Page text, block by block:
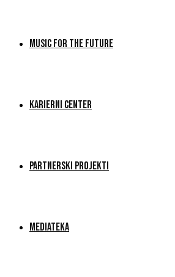
MUSIC FOR THE FUTURE
KARIERNI CENTER
PARTNERSKI PROJEKTI
MEDIATEKA